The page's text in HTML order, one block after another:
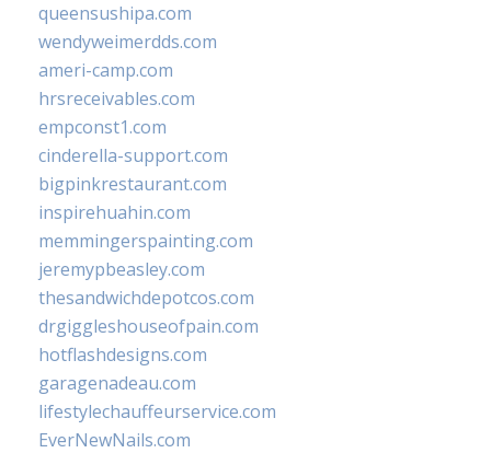
queensushipa.com
wendyweimerdds.com
ameri-camp.com
hrsreceivables.com
empconst1.com
cinderella-support.com
bigpinkrestaurant.com
inspirehuahin.com
memmingerspainting.com
jeremypbeasley.com
thesandwichdepotcos.com
drgiggleshouseofpain.com
hotflashdesigns.com
garagenadeau.com
lifestylechauffeurservice.com
EverNewNails.com